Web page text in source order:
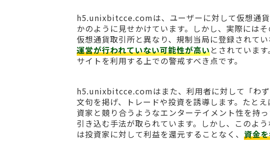
h5.unixbitcce.comは、ユーザーに対して仮想通
かのように見せかけています。しかし、実際には
仮想通貨取引所と異なり、規制当局に登録されて
運営が行われていない可能性が高いとされていま
サイトを利用する上での警戒すべき点です。
h5.unixbitcce.comはまた、利用者に対して「わ
文句を掲げ、トレードや投資を誘導します。たと
資家と競り合うようなエンターテイメント性を持
引き込む手法が取られています。しかし、このよ
は投資家に対して利益を還元することなく、 資金